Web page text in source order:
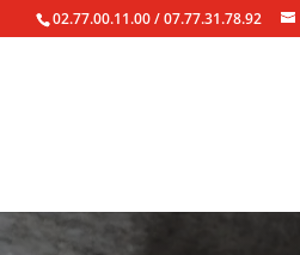
02.77.00.11.00 / 07.77.31.78.92